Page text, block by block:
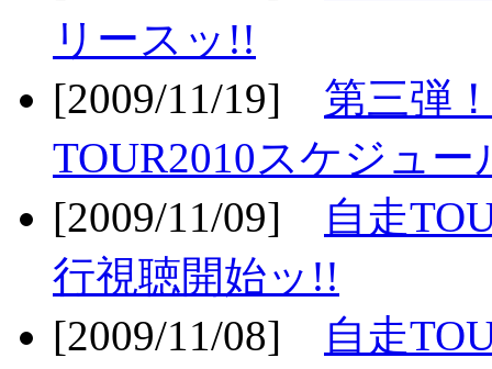
リースッ!!
[2009/11/19] 第三弾
TOUR2010スケジュー
[2009/11/09]
自走
行視聴開始ッ!!
[2009/11/08]
自走